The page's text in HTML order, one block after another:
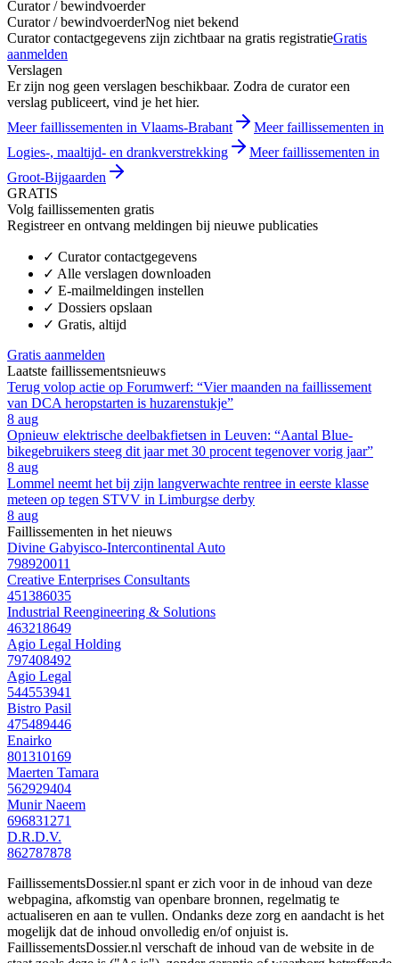
Curator / bewindvoerder
Curator / bewindvoerderNog niet bekend
Curator contactgegevens zijn zichtbaar na gratis registratieGratis
aanmelden
Verslagen
Er zijn nog geen verslagen beschikbaar. Zodra de curator een
verslag publiceert, vind je het hier.
Meer faillissementen in Vlaams-Brabant
Meer faillissementen in
Logies-, maaltijd- en drankverstrekking
Meer faillissementen in
Groot-Bijgaarden
GRATIS
Volg faillissementen gratis
Registreer en ontvang meldingen bij nieuwe publicaties
✓ Curator contactgegevens
✓ Alle verslagen downloaden
✓ E-mailmeldingen instellen
✓ Dossiers opslaan
✓ Gratis, altijd
Gratis aanmelden
Laatste faillissementsnieuws
Terug volop actie op Forumwerf: “Vier maanden na faillissement
van DCA heropstarten is huzarenstukje”
8 aug
Opnieuw elektrische deelbakfietsen in Leuven: “Aantal Blue-
bikegebruikers steeg dit jaar met 30 procent tegenover vorig jaar”
8 aug
Lommel neemt het bij zijn langverwachte rentree in eerste klasse
meteen op tegen STVV in Limburgse derby
8 aug
Faillissementen in het nieuws
Divine Gabyisco-Intercontinental Auto
798920011
Creative Enterprises Consultants
451386035
Industrial Reengineering & Solutions
463218649
Agio Legal Holding
797408492
Agio Legal
544553941
Bistro Pasil
475489446
Enairko
801310169
Maerten Tamara
562929404
Munir Naeem
696831271
D.R.D.V.
862787878
FaillissementsDossier.nl spant er zich voor in de inhoud van deze
webpagina, afkomstig van openbare bronnen, regelmatig te
actualiseren en aan te vullen. Ondanks deze zorg en aandacht is het
mogelijk dat de inhoud onvolledig en/of onjuist is.
FaillissementsDossier.nl verschaft de inhoud van de website in de